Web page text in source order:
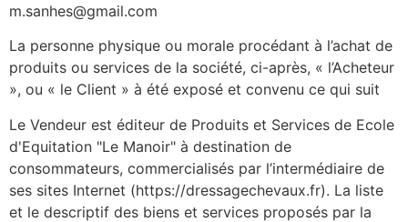
m.sanhes@gmail.com
La personne physique ou morale procédant à l’achat de
produits ou services de la société, ci-après, « l’Acheteur
», ou « le Client » à été exposé et convenu ce qui suit
Le Vendeur est éditeur de Produits et Services de Ecole
d'Equitation "Le Manoir" à destination de
consommateurs, commercialisés par l’intermédiaire de
ses sites Internet (https://dressagechevaux.fr). La liste
et le descriptif des biens et services proposés par la